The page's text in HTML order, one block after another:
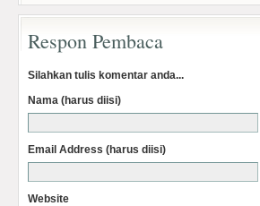
Respon Pembaca
Silahkan tulis komentar anda...
Nama (harus diisi)
Email Address (harus diisi)
Website